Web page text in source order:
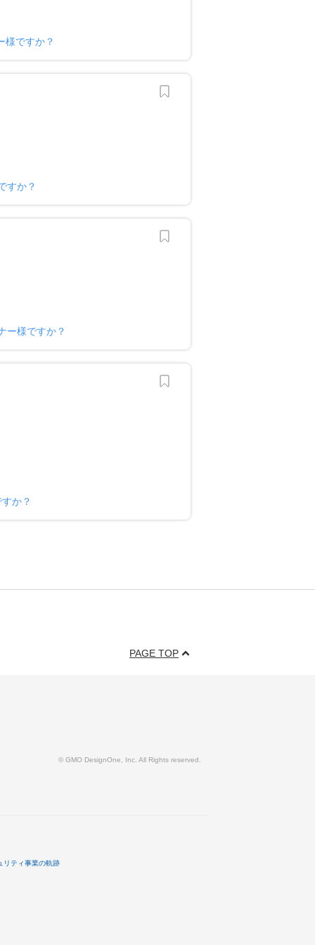
様ですか？
すか？
ー様ですか？
か？
PAGE TOP
© GMO DesignOne, Inc. All Rights reserved.
リティ事業の軌跡